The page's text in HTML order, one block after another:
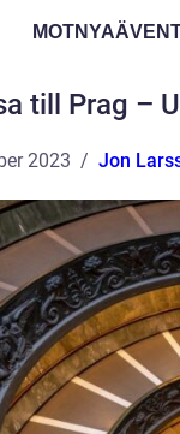
till Prag –
2023 Jon